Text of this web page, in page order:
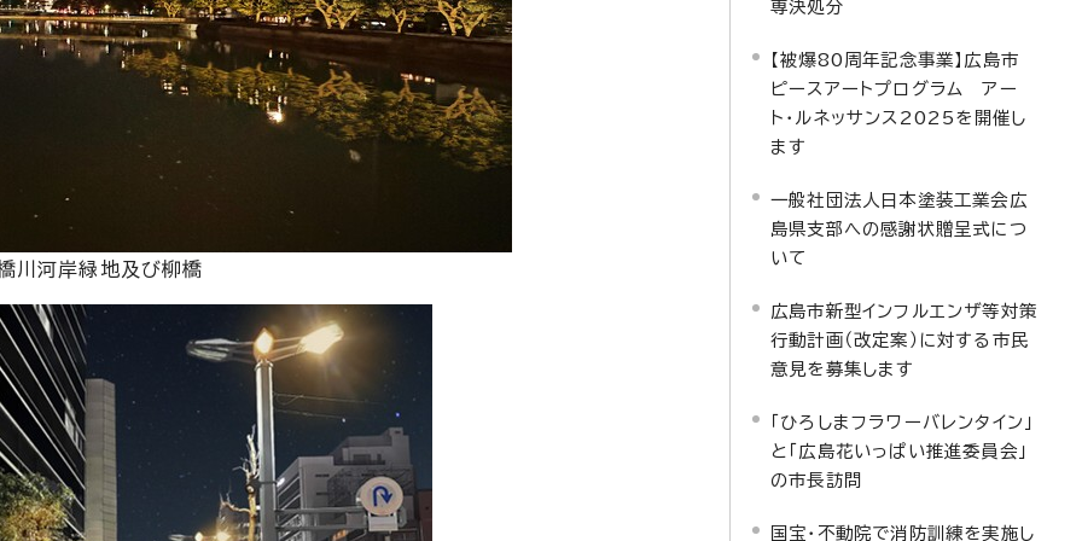
川河岸緑地及び柳橋
専決処分
【被爆80周年記念事業】広島市
ピースアートプログラム アー
ト・ルネッサンス2025を開催し
ます
一般社団法人日本塗装工業会広
島県支部への感謝状贈呈式につ
いて
広島市新型インフルエンザ等対策
行動計画（改定案）に対する市民
意見を募集します
「ひろしまフラワーバレンタイン」
と「広島花いっぱい推進委員会」
の市長訪問
国宝・不動院で消防訓練を実施し